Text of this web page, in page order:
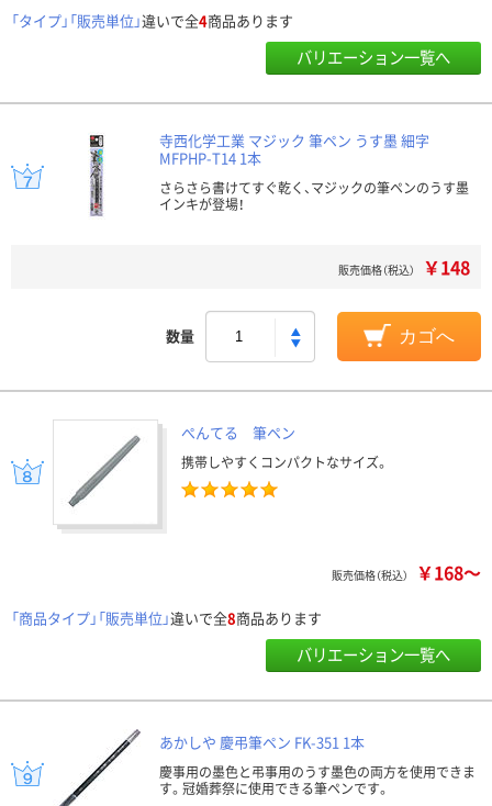
「タイプ」「販売単位」違いで全4商品あります
バリエーション一覧へ
寺西化学工業 マジック 筆ペン うす墨 細字
MFPHP-T14 1本
さらさら書けてすぐ乾く、マジックの筆ペンのうす墨
インキが登場！
販売価格（税込） ￥148
数量 カゴへ
ぺんてる 筆ペン
携帯しやすくコンパクトなサイズ。
販売価格（税込） ￥168～
「商品タイプ」「販売単位」違いで全8商品あります
バリエーション一覧へ
あかしや 慶弔筆ペン FK-351 1本
慶事用の墨色と弔事用のうす墨色の両方を使用できま
す。冠婚葬祭に使用できる筆ペンです。